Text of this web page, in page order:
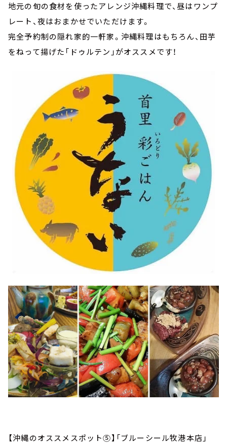
地元の旬の食材を使ったアレンジ沖縄料理で、昼はワンプ
レート、夜はおまかせでいただけます。
完全予約制の隠れ家的一軒家。沖縄料理はもちろん、田芋
をねって揚げた「ドゥルテン」がオススメです！
【沖縄のオススメスポット⑤】「ブルーシール牧港本店」